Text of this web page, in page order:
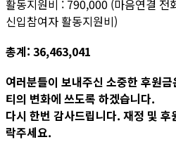
활동지원비 : 790,000 (마음연결 전
신입참여자 활동지원비)
총계: 36,463,041
여러분들이 보내주신 소중한 후원
티의 변화에 쓰도록 하겠습니다.
다시 한번 감사드립니다. 재정 및
락주세요.